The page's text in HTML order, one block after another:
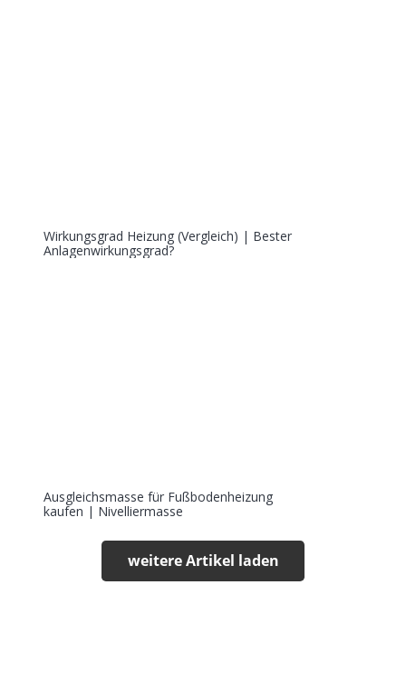
Wirkungsgrad Heizung (Vergleich) | Bester
Anlagenwirkungsgrad?
Ausgleichsmasse für Fußbodenheizung
kaufen | Nivelliermasse
weitere Artikel laden